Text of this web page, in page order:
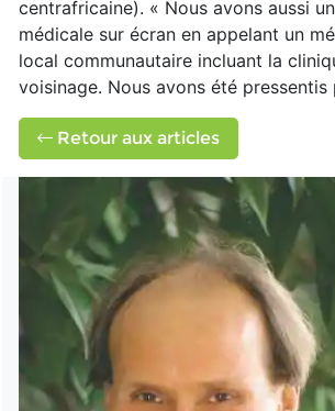
centrafricaine). « Nous avons aussi
médicale sur écran en appelant un
local communautaire incluant la
voisinage. Nous avons été
Retour aux articles